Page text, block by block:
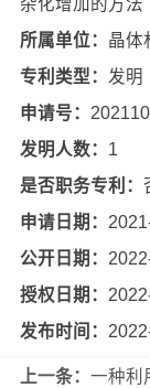
所属单位： 晶体
专利类型： 发明
申请号：
发明人数： 1
是否职务专利：
申请日期：
公开日期：
授权日期：
发布时间：
上一条： 一种利